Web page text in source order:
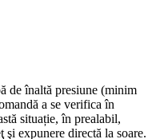
de înaltă presiune (minim
a se verifica în
situație, în prealabil,
expunere directă la soare.